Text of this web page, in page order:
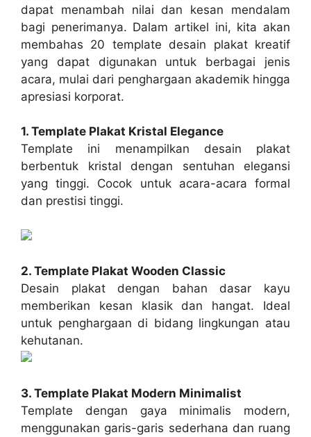
dapat menambah nilai dan kesan mendalam
bagi penerimanya. Dalam artikel ini, kita akan
membahas 20 template desain plakat kreatif
yang dapat digunakan untuk berbagai jenis
acara, mulai dari penghargaan akademik hingga
apresiasi korporat.
1. Template Plakat Kristal Elegance
Template ini menampilkan desain plakat
berbentuk kristal dengan sentuhan elegansi
yang tinggi. Cocok untuk acara-acara formal
dan prestisi tinggi.
2. Template Plakat Wooden Classic
Desain plakat dengan bahan dasar kayu
memberikan kesan klasik dan hangat. Ideal
untuk penghargaan di bidang lingkungan atau
kehutanan.
3. Template Plakat Modern Minimalist
Template dengan gaya minimalis modern,
menggunakan garis-garis sederhana dan ruang